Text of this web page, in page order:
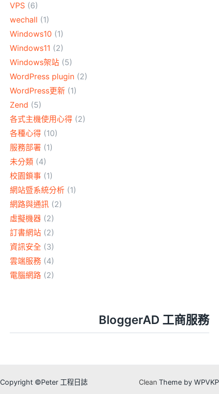
VPS (6)
wechall (1)
Windows10 (1)
Windows11 (2)
Windows架站 (5)
WordPress plugin (2)
WordPress更新 (1)
Zend (5)
各式主機使用心得 (2)
各種心得 (10)
服務部署 (1)
未分類 (4)
校園鎖事 (1)
網站暨系統分析 (1)
網路與通訊 (2)
虛擬機器 (2)
訂書網站 (2)
資訊安全 (3)
雲端服務 (4)
電腦網路 (2)
BloggerAD 工商服務
Copyright ©Peter 工程日誌 Clean Theme by WPVKP